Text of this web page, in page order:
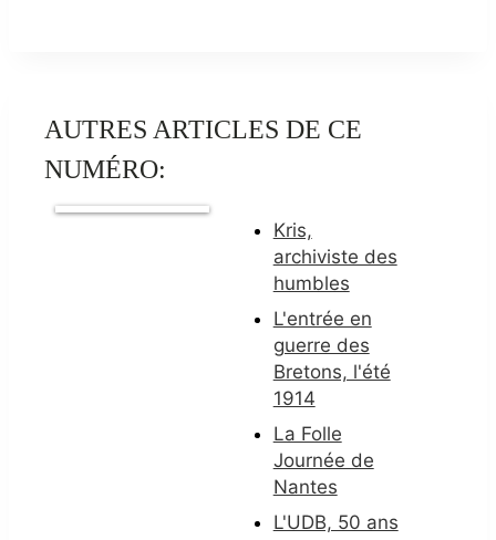
AUTRES ARTICLES DE CE
NUMÉRO:
Kris,
archiviste des
humbles
L'entrée en
guerre des
Bretons, l'été
1914
La Folle
Journée de
Nantes
L'UDB, 50 ans